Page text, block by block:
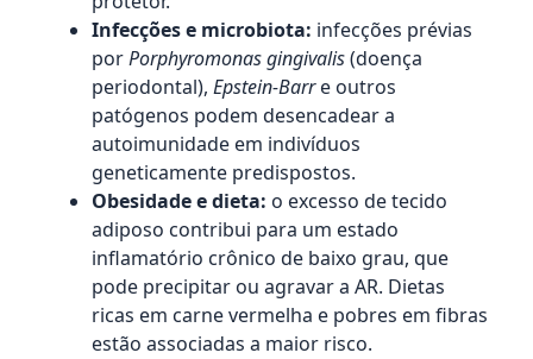
Infecções e microbiota: infecções prévias
porPorphyromonas gingivalis(doença
periodontal), Epstein-Barre outros
patógenos podem desencadear a
autoimunidade em indivíduos
geneticamente predispostos.
Obesidade e dieta: o excesso de tecido
adiposo contribui para um estado
inflamatório crônico de baixo grau, que
pode precipitar ou agravar a AR. Dietas
ricas em carne vermelha e pobres em fibras
estão associadas a maior risco.